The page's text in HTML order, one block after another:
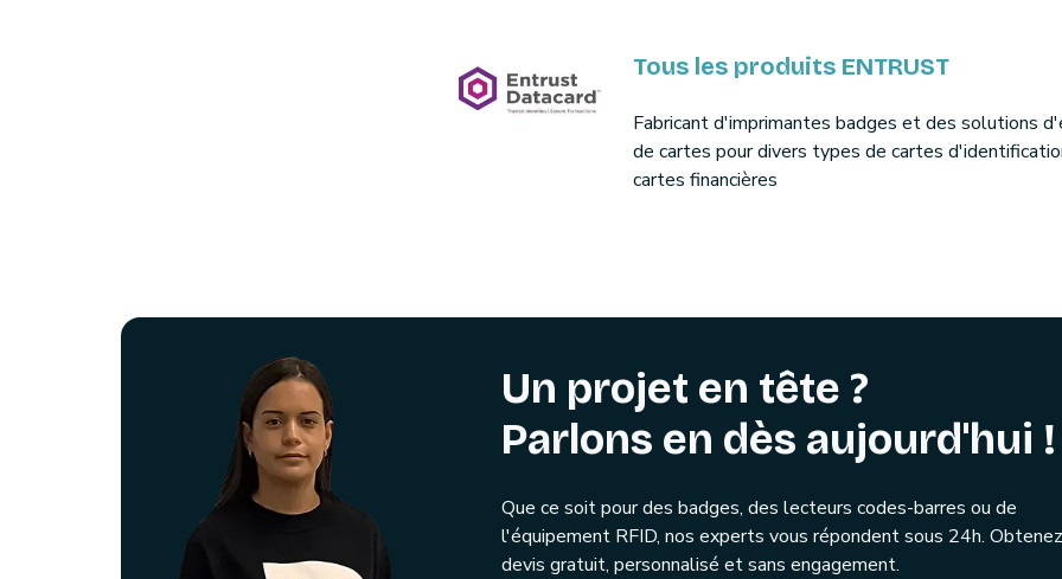
Tous les produits ENTRUST
Fabricant d'imprimantes badges et des solutions
de cartes pour divers types de cartes
cartes financières
Un projet en tête ?
Parlons en dès aujourd'hui !
Que ce soit pour des badges, des lecteurs codes-barres ou de
l'équipement RFID, nos experts vous répondent sous 24h.
devis gratuit, personnalisé et sans engagement.